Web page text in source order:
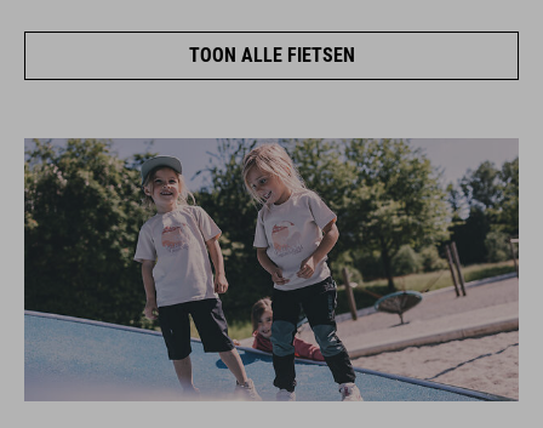
TOON ALLE FIETSEN